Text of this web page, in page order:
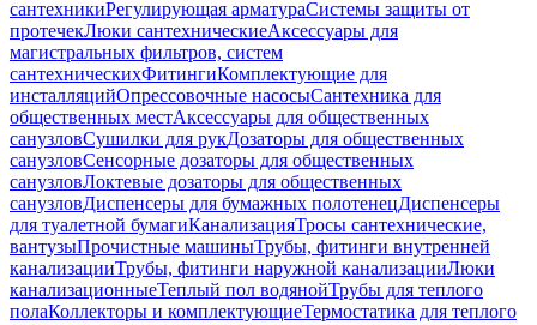
сантехникиРегулирующая арматураСистемы защиты от
протечекЛюки сантехническиеАксессуары для
магистральных фильтров, систем
сантехническихФитингиКомплектующие для
инсталляцийОпрессовочные насосыСантехника для
общественных местАксессуары для общественных
санузловСушилки для рукДозаторы для общественных
санузловСенсорные дозаторы для общественных
санузловЛоктевые дозаторы для общественных
санузловДиспенсеры для бумажных полотенецДиспенсеры
для туалетной бумагиКанализацияТросы сантехнические,
вантузыПрочистные машиныТрубы, фитинги внутренней
канализацииТрубы, фитинги наружной канализацииЛюки
канализационныеТеплый пол водянойТрубы для теплого
полаКоллекторы и комплектующиеТермостатика для теплого